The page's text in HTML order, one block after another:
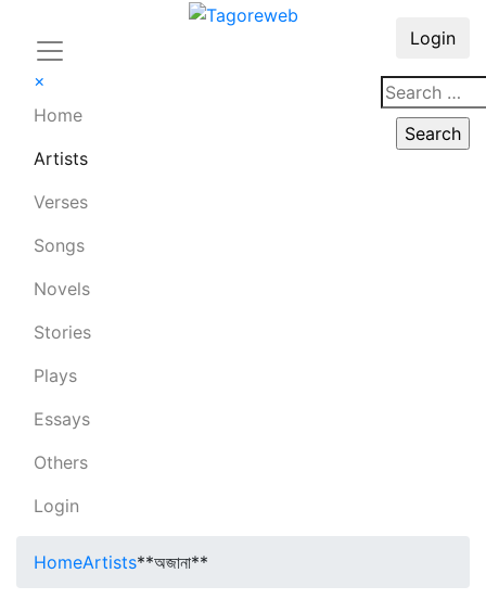
×
Home
Artists
Verses
Songs
Novels
Stories
Plays
Essays
Others
Login
Login
HomeArtists**অজানা**